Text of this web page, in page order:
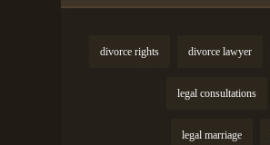
divorce lawyer
divorce rights
legal consultations
legal marriage